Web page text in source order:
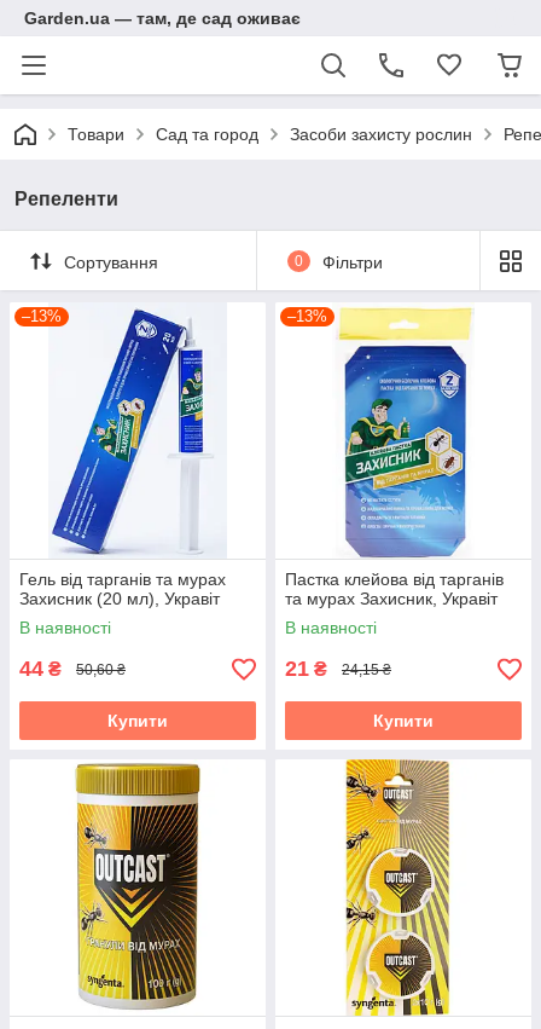
Garden.ua — там, де сад оживає
Товари Сад та город Засоби захисту рослин
Репеленти
Сортування 0 Фільтри
–13%
Гель від тарганів та мурах
Захисник (20 мл), Укравіт
В наявності
44 ₴ 50,60 ₴
Купити
–13%
Пастка клейова від тарганів
та мурах Захисник, Укравіт
В наявності
21 ₴ 24,15 ₴
Купити